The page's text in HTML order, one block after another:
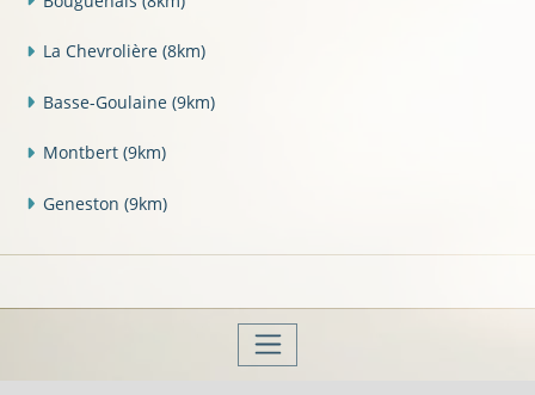
La Chevrolière (8km)
Basse-Goulaine (9km)
Montbert (9km)
Geneston (9km)